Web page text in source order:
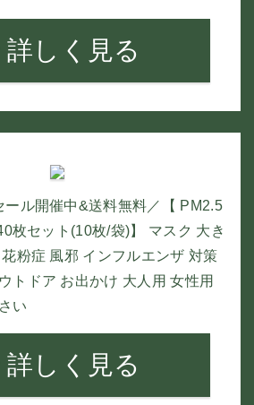
詳しく見る
ール開催中&送料無料／【 PM2.5
枚セット(10枚/袋)】 マスク 大き
粉症 風邪 インフルエンザ 対策
トドア お出かけ 大人用 女性用
い
詳しく見る